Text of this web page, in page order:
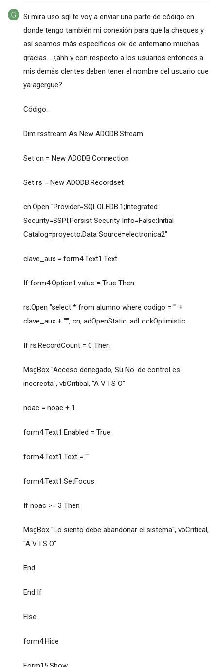
Si mira uso sql te voy a enviar una parte de código en
donde tengo también mi conexión para que la cheques y
así seamos más específicos ok. de antemano muchas
gracias... ¿ahh y con respecto a los usuarios entonces a
mis demás clentes deben tener el nombre del usuario que
ya agergue?
Código.
Dim rsstream As New ADODB.Stream
Set cn = New ADODB.Connection
Set rs = New ADODB.Recordset
cn.Open "Provider=SQLOLEDB.1;Integrated
Security=SSPI;Persist Security Info=False;Initial
Catalog=proyecto;Data Source=electronica2"
clave_aux = form4.Text1.Text
If form4.Option1.value = True Then
rs.Open "select * from alumno where codigo = '" +
clave_aux + "'", cn, adOpenStatic, adLockOptimistic
If rs.RecordCount = 0 Then
MsgBox "Acceso denegado, Su No. de control es
incorecta", vbCritical, "A V I S O"
noac = noac + 1
form4.Text1.Enabled = True
form4.Text1.Text = ""
form4.Text1.SetFocus
If noac >= 3 Then
MsgBox "Lo siento debe abandonar el sistema", vbCritical,
"A V I S O"
End
End If
Else
form4.Hide